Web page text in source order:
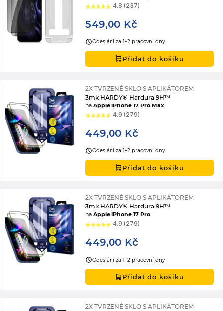
4.8 (237)
549,00 Kč
Odeslání za 1–2 pracovní dny
Přidat do košíku
2X TVRZENÉ SKLO S APLIKÁTOREM
3mk HARDY® Hardura 9H™
naApple iPhone 17 Pro Max
4.9 (279)
449,00 Kč
Odeslání za 1–2 pracovní dny
Přidat do košíku
2X TVRZENÉ SKLO S APLIKÁTOREM
3mk HARDY® Hardura 9H™
naApple iPhone 17 Pro
4.9 (279)
449,00 Kč
Odeslání za 1–2 pracovní dny
Přidat do košíku
2X TVRZENÉ SKLO S APLIKÁTOREM